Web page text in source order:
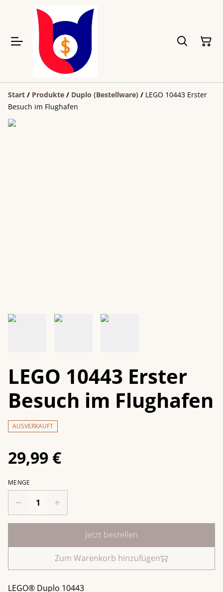
Start / Produkte / Duplo (Bestellware) / LEGO 10443 Erster
Besuch im Flughafen
LEGO 10443 Erster
Besuch im Flughafen
AUSVERKAUFT
29,99 €
MENGE
Jetzt bestellen
Zum Warenkorb hinzufügen
LEGO® Duplo 10443